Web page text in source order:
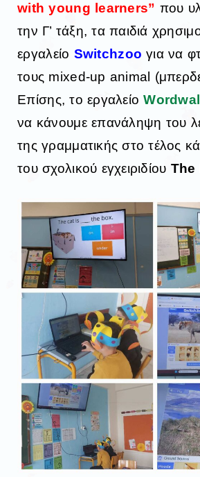
with young learners” που
την Γ’ τάξη, τα παιδιά
εργαλείο Switchzoo για να
τους mixed-up animal
Επίσης, το εργαλείοWordwall
να κάνουμε επανάληψη του
της γραμματικής στο τέλος
του σχολικού εγχειριδίου The